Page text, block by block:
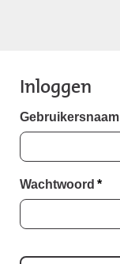
Inloggen
Gebruikersnaam
Wachtwoord *